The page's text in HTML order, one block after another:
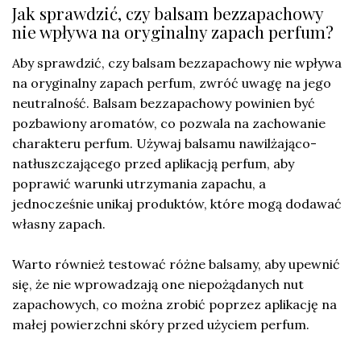
Jak sprawdzić, czy balsam bezzapachowy
nie wpływa na oryginalny zapach perfum?
Aby sprawdzić, czy balsam bezzapachowy nie wpływa
na oryginalny zapach perfum, zwróć uwagę na jego
neutralność. Balsam bezzapachowy powinien być
pozbawiony aromatów, co pozwala na zachowanie
charakteru perfum. Używaj balsamu nawilżająco-
natłuszczającego przed aplikacją perfum, aby
poprawić warunki utrzymania zapachu, a
jednocześnie unikaj produktów, które mogą dodawać
własny zapach.
Warto również testować różne balsamy, aby upewnić
się, że nie wprowadzają one niepożądanych nut
zapachowych, co można zrobić poprzez aplikację na
małej powierzchni skóry przed użyciem perfum.